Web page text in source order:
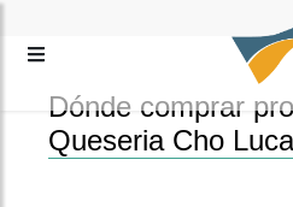
Dónde comprar
Queseria Cho